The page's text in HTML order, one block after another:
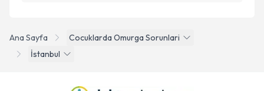
Ana Sayfa
Cocuklarda Omurga Sorunlari
İstanbul